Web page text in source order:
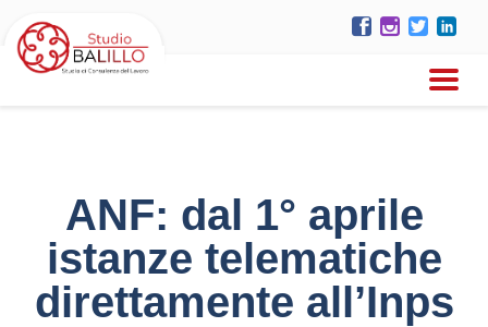
ANF: dal 1° aprile
istanze telematiche
direttamente all’Inps